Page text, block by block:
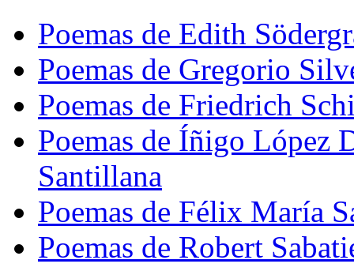
Poemas de Edith
Poemas de Gregorio
Poemas de Friedrich
Poemas de Íñigo López
Santillana
Poemas de Félix María
Poemas de Robert